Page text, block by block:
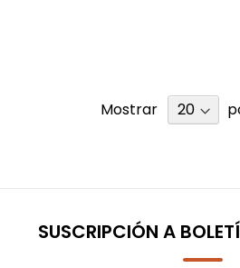
Mostrar
SUSCRIPCIÓN A